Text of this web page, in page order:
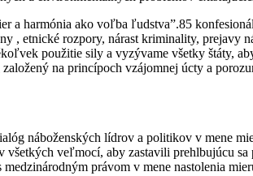
a harmónia ako voľba ľudstva”.85
etnické rozpory, nárast kriminality, prejavy
použitie sily a vyzývame všetky štáty,
na princípoch vzájomnej úcty a
náboženských lídrov a politikov v mene
veľmocí, aby zastavili prehlbujúcu sa
právom v mene nastolenia